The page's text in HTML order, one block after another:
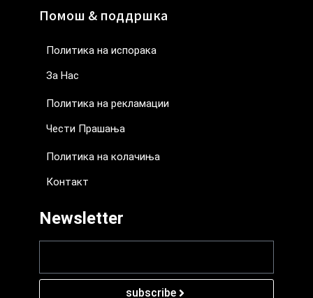
Помош & поддршка
Политика на испорака
За Нас
Политика на рекламации
Чести Прашања
Политика на колачиња
Контакт
Newsletter
subscribe